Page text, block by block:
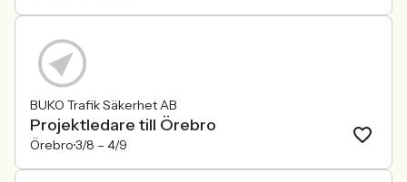
BUKO Trafik Säkerhet AB
Projektledare till Örebro
Örebro3/8 – 4/9